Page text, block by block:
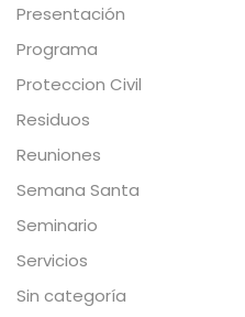
Presentación
Programa
Proteccion Civil
Residuos
Reuniones
Semana Santa
Seminario
Servicios
Sin categoría